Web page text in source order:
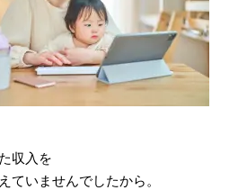
収入を
ていませんでしたから。